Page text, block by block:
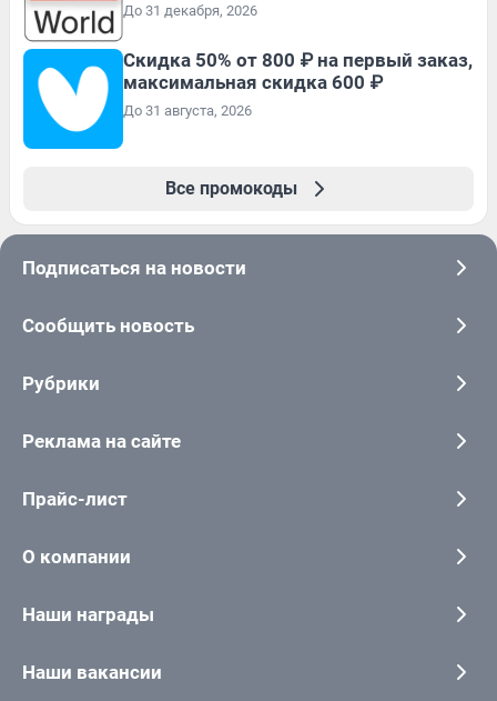
До 31 декабря, 2026
Скидка 50% от 800 ₽ на первый заказ,
максимальная скидка 600 ₽
До 31 августа, 2026
Все промокоды
Подписаться на новости
Сообщить новость
Рубрики
Реклама на сайте
Прайс-лист
О компании
Наши награды
Наши вакансии